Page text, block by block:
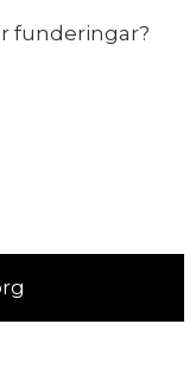
funderingar?